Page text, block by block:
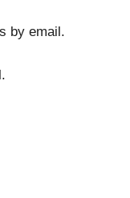
by email.